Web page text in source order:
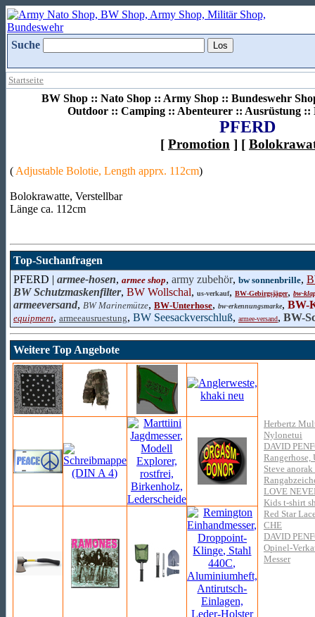
Suche
Startseite
BW Shop :: Nato Shop :: Army Shop :: Bundeswehr
Outdoor :: Camping :: Abenteurer :: Ausrüstung ::
PFERD
[ Promotion ] [
( Adjustable Bolotie, Length apprx. 112cm)
Bolokrawatte, Verstellbar
Länge ca. 112cm
Top-Suchanfragen
PFERD | armee-hosen, armee shop, army zubehör, bw sonnenbrille,
BW Schutzmaskenfilter, BW Wollschal, us-verkauf, BW-Gebirgsjäger, bw-
armeeversand, BW Marinemütze, BW-Unterhose, bw-erkennungsmarke, BW-
equipment, armeeausruestung, BW Seesackverschluß, armee-versand, BW-
Weitere Top Angebote
Herbertz
Nylonetui
DAVID
Rangerhose,
Steve
LOVE
Kids t-shirt
Red Star
CHE
DAVID
Opinel-
Messer